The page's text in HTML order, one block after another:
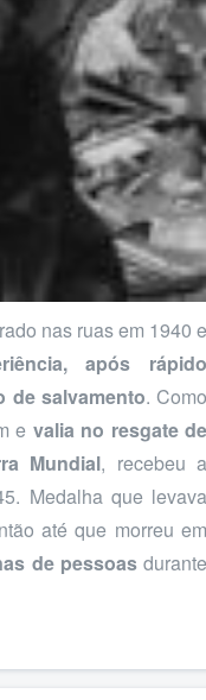
nas ruas em 1940
após
de salvamento. Como
e valia no resgate
Mundial, recebeu
Medalha que
até que morreu em
de pessoas